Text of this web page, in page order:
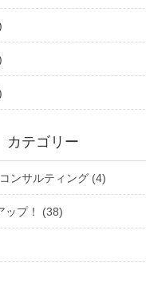
カテゴリー
ンサルティング (4)
ップ！ (38)